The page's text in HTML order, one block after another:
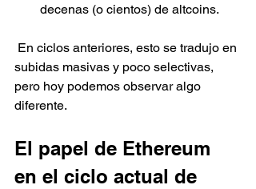
decenas (o cientos) de altcoins.
En ciclos anteriores, esto se tradujo en
subidas masivas y poco selectivas,
pero hoy podemos observar algo
diferente.
El papel de Ethereum
en el ciclo actual de